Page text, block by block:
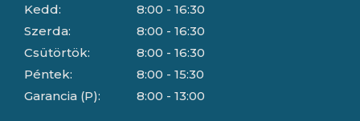
Kedd:
Szerda:
Csütörtök:
Péntek:
Garancia (P):
8:00 - 16:30
8:00 - 16:30
8:00 - 16:30
8:00 - 15:30
8:00 - 13:00